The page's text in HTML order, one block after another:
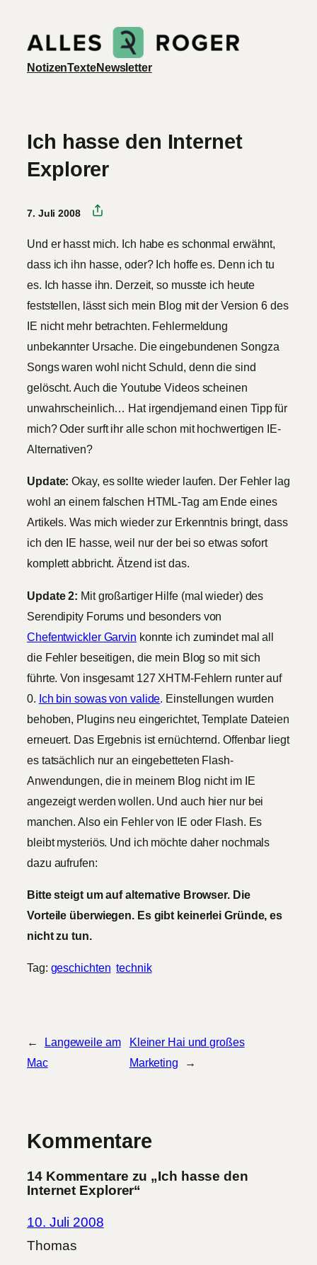
Inhalt
springen
NotizenTexteNewsletter
Ich hasse den Internet
Explorer
7. Juli 2008
Und er hasst mich. Ich habe es schonmal erwähnt,
dass ich ihn hasse, oder? Ich hoffe es. Denn ich tu
es. Ich hasse ihn. Derzeit, so musste ich heute
feststellen, lässt sich mein Blog mit der Version 6 des
IE nicht mehr betrachten. Fehlermeldung
unbekannter Ursache. Die eingebundenen Songza
Songs waren wohl nicht Schuld, denn die sind
gelöscht. Auch die Youtube Videos scheinen
unwahrscheinlich… Hat irgendjemand einen Tipp für
mich? Oder surft ihr alle schon mit hochwertigen IE-
Alternativen?
Update: Okay, es sollte wieder laufen. Der Fehler lag
wohl an einem falschen HTML-Tag am Ende eines
Artikels. Was mich wieder zur Erkenntnis bringt, dass
ich den IE hasse, weil nur der bei so etwas sofort
komplett abbricht. Ätzend ist das.
Update 2: Mit großartiger Hilfe (mal wieder) des
Serendipity Forums und besonders von
Chefentwickler Garvin konnte ich zumindet mal all
die Fehler beseitigen, die mein Blog so mit sich
führte. Von insgesamt 127 XHTM-Fehlern runter auf
0. Ich bin sowas von valide. Einstellungen wurden
behoben, Plugins neu eingerichtet, Template Dateien
erneuert. Das Ergebnis ist ernüchternd. Offenbar liegt
es tatsächlich nur an eingebetteten Flash-
Anwendungen, die in meinem Blog nicht im IE
angezeigt werden wollen. Und auch hier nur bei
manchen. Also ein Fehler von IE oder Flash. Es
bleibt mysteriös. Und ich möchte daher nochmals
dazu aufrufen:
Bitte steigt um auf alternative Browser. Die
Vorteile überwiegen. Es gibt keinerlei Gründe, es
nicht zu tun.
Tag: geschichten technik
←
Langeweile am
Mac
Kleiner Hai und großes
Marketing
→
Kommentare
14 Kommentare zu „Ich hasse den
Internet Explorer“
10. Juli 2008
Thomas